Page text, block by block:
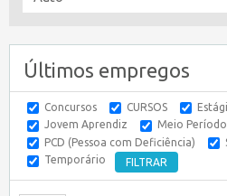
Últimos empregos
Concursos CURSOS
Jovem Aprendiz
Meio Período
PCD (Pessoa com Deficiência)
Temporário